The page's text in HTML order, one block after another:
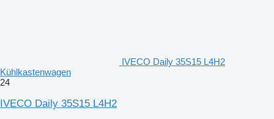
IVECO Daily 35S15 L4H2
Kühlkastenwagen
24
IVECO Daily 35S15 L4H2